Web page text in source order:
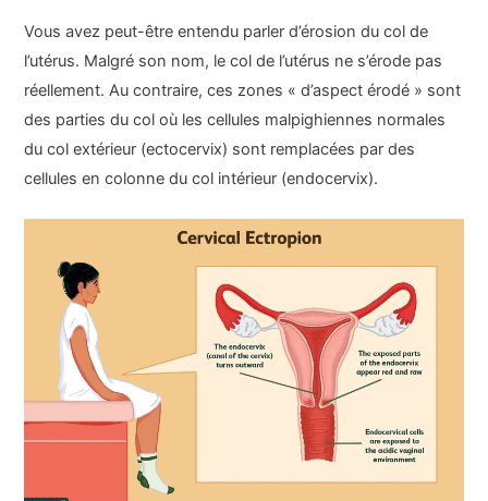
Vous avez peut-être entendu parler d’érosion du col de
l’utérus. Malgré son nom, le col de l’utérus ne s’érode pas
réellement. Au contraire, ces zones « d’aspect érodé » sont
des parties du col où les cellules malpighiennes normales
du col extérieur (ectocervix) sont remplacées par des
cellules en colonne du col intérieur (endocervix).